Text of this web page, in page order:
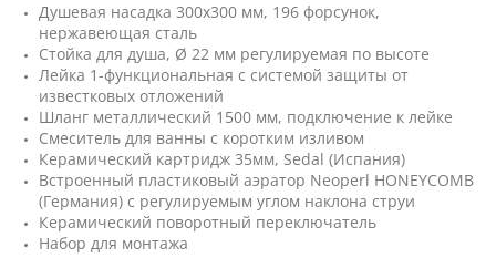
Душевая насадка 300х300 мм, 196 форсунок,
нержавеющая сталь
Стойка для душа, Ø 22 мм регулируемая по высоте
Лейка 1-функциональная с системой защиты от
известковых отложений
Шланг металлический 1500 мм, подключение к лейке
Смеситель для ванны с коротким изливом
Керамический картридж 35мм, Sedal (Испания)
Встроенный пластиковый аэратор Neoperl HONEYCOMB
(Германия) с регулируемым углом наклона струи
Керамический поворотный переключатель
Набор для монтажа